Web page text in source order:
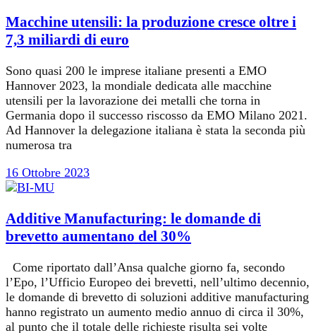
Macchine utensili: la produzione cresce oltre i
7,3 miliardi di euro
Sono quasi 200 le imprese italiane presenti a EMO
Hannover 2023, la mondiale dedicata alle macchine
utensili per la lavorazione dei metalli che torna in
Germania dopo il successo riscosso da EMO Milano 2021.
Ad Hannover la delegazione italiana è stata la seconda più
numerosa tra
16 Ottobre 2023
Additive Manufacturing: le domande di
brevetto aumentano del 30%
Come riportato dall’Ansa qualche giorno fa, secondo
l’Epo, l’Ufficio Europeo dei brevetti, nell’ultimo decennio,
le domande di brevetto di soluzioni additive manufacturing
hanno registrato un aumento medio annuo di circa il 30%,
al punto che il totale delle richieste risulta sei volte